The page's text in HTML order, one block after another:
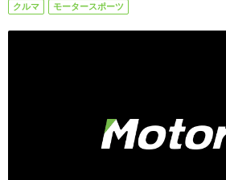
クルマ モータースポーツ